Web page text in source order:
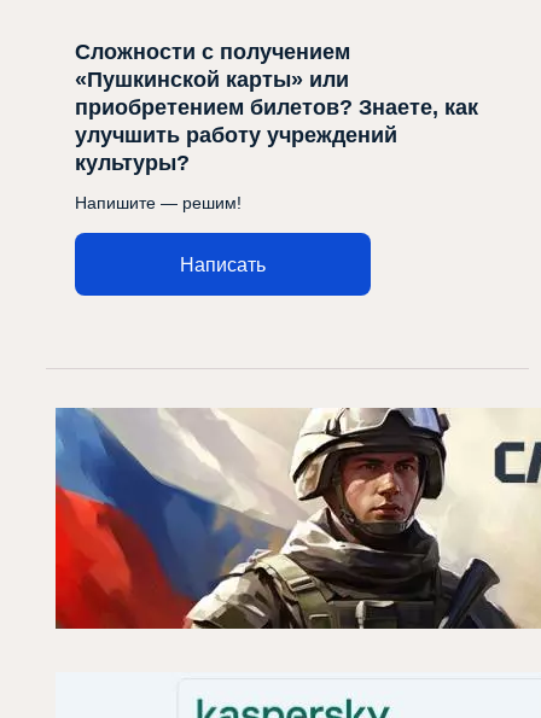
Сложности с получением
«Пушкинской карты» или
приобретением билетов? Знаете, как
улучшить работу учреждений
культуры?
Напишите — решим!
Написать